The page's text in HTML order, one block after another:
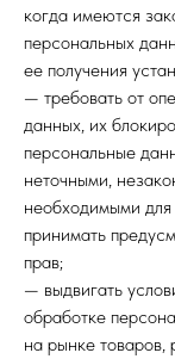
когда имеются
персональных
ее получения
— требовать от
данных, их
персональные
неточными,
необходимыми для
принимать
прав;
— выдвигать
обработке
на рынке товаров,